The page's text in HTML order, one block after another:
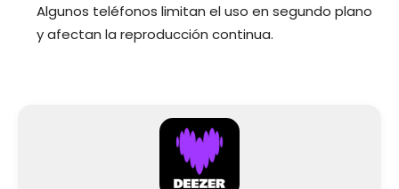
Algunos teléfonos limitan el uso en segundo plano
y afectan la reproducción continua.